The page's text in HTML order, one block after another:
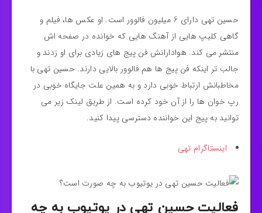
حسین تهی دارای 6 میلیون فالوور است. او عکس ها، فیلم و
گاهی کلیپ هایی از آهنگ هایی که خوانده در صفحه اش
منتشر می کند. هوادارانش فن پیج های زیادی برای او زدند و
جالب تر اینکه فن پیج ها هم فالوور بالایی دارند. حسین تهی با
مخاطبانش ارتباط خوبی دارد و به همین علت جایگاه خوبی در
رپ خوان ها را از آن خود کرده است. از طریق لینک زیر می
توانید به پیج این خواننده دسترسی پیدا کنید.
اینستاگرام تهی
فعالیت حسین تهی در یوتیوب به چه